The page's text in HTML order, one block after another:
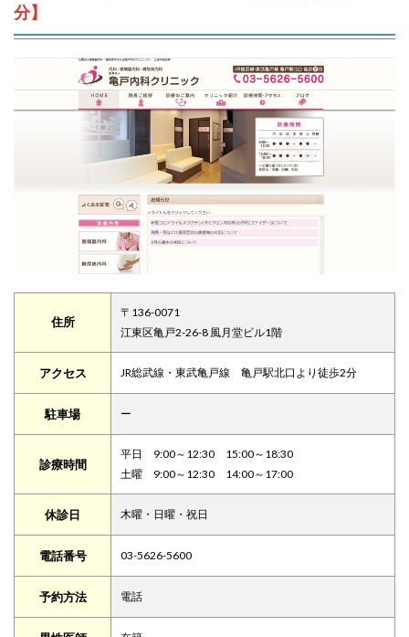
分】
住所
〒136-0071
江東区亀戸2-26-8 風月堂ビル1階
アクセス JR総武線・東武亀戸線 亀戸駅北口より徒歩2分
駐車場 ー
診療時間
平日 9:00～12:30 15:00～18:30
土曜 9:00～12:30 14:00～17:00
休診日 木曜・日曜・祝日
電話番号 03-5626-5600
予約方法 電話